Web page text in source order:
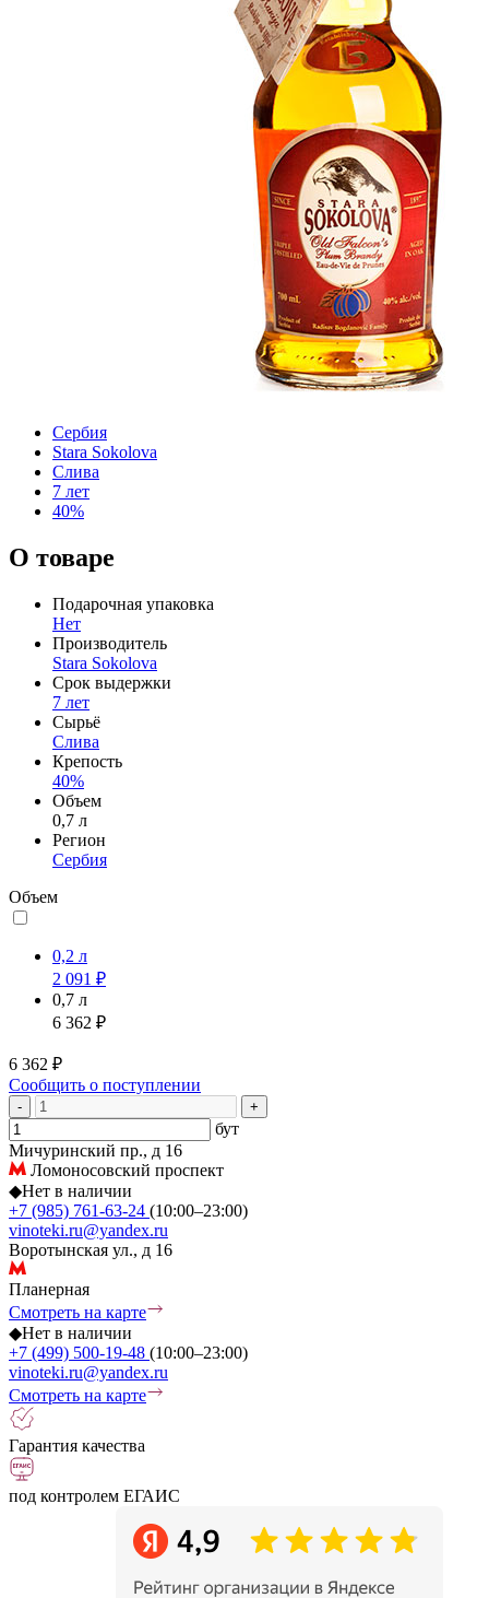
Сербия
Stara Sokolova
Слива
7 лет
40%
О товаре
Подарочная упаковка
Нет
Производитель
Stara Sokolova
Срок выдержки
7 лет
Сырьё
Слива
Крепость
40%
Объем
0,7 л
Регион
Сербия
Объем
0,2 л
2 091 ₽
0,7 л
6 362 ₽
6 362 ₽
Сообщить о поступлении
- +
бут
Мичуринский пр., д 16
Ломоносовский проспект
◆Нет в наличии
+7 (985) 761-63-24 (10:00–23:00)
vinoteki.ru@yandex.ru
Воротынская ул., д 16
Планерная
Смотреть на карте
◆Нет в наличии
+7 (499) 500-19-48 (10:00–23:00)
vinoteki.ru@yandex.ru
Смотреть на карте
Гарантия качества
под контролем ЕГАИС